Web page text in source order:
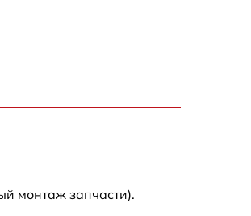
монтаж запчасти).